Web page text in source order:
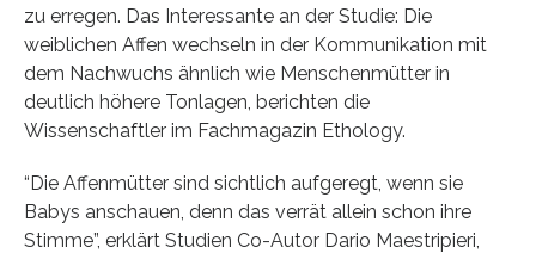
zu erregen. Das Interessante an der Studie: Die
weiblichen Affen wechseln in der Kommunikation mit
dem Nachwuchs ähnlich wie Menschenmütter in
deutlich höhere Tonlagen, berichten die
Wissenschaftler im Fachmagazin Ethology.
“Die Affenmütter sind sichtlich aufgeregt, wenn sie
Babys anschauen, denn das verrät allein schon ihre
Stimme”, erklärt Studien Co-Autor Dario Maestripieri,